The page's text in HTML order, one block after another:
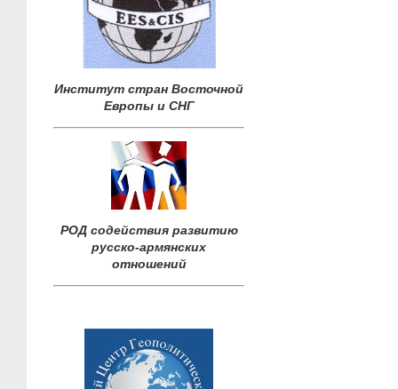
Институт стран Восточной
Европы и СНГ
РОД содействия развитию
русско-армянских
отношений